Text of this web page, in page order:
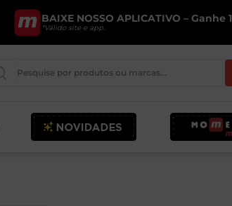
BAIXE NOSSO APLICATIVO –
*Válido site e app.
por produtos ou marcas...